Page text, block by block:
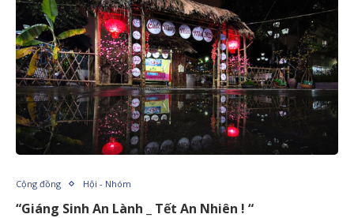
Cộng đồng Hội - Nhóm
“Giáng Sinh An Lành _ Tết An Nhiên ! “